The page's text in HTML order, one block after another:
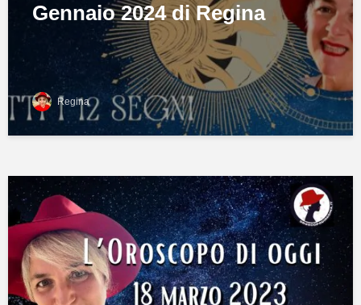
Gennaio 2024 di Regina
Regina